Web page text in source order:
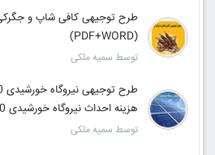
(PDF+WORD)
توسط سمیه ملکی
هزینه احداث نیروگاه خورشیدی 100 کیلو وات 1405
توسط سمیه ملکی